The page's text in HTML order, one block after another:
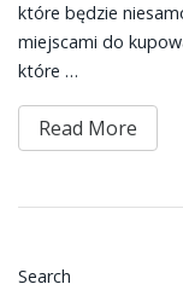
które będzie
miejscami do
które …
Read More
Search